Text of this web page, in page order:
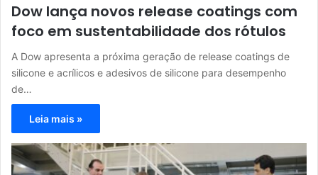
Dow lança novos release coatings com
foco em sustentabilidade dos rótulos
A Dow apresenta a próxima geração de release coatings de
silicone e acrílicos e adesivos de silicone para desempenho
de…
Leia mais »